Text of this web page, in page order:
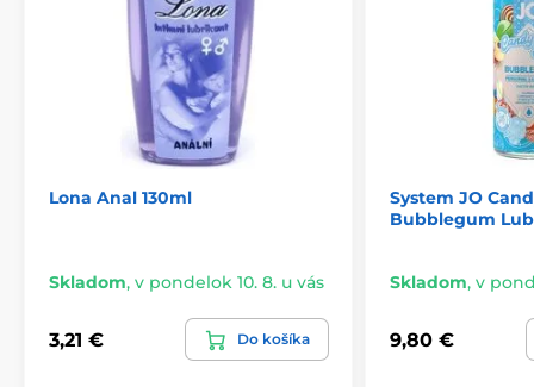
Lona Anal 130ml
Skladom, v pondelok 10. 8. u vás
3,21 € Do košíka
System JO
Bubblegum
Skladom, v
9,80 €